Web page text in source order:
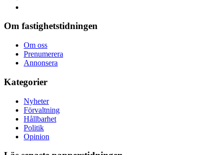
Om fastighetstidningen
Om oss
Prenumerera
Annonsera
Kategorier
Nyheter
Förvaltning
Hållbarhet
Politik
Opinion